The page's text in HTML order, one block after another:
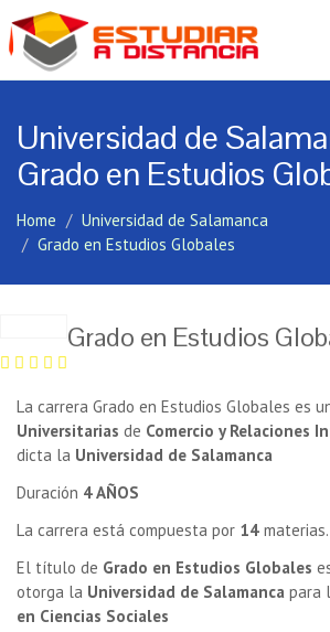
Universidad de
Grado en Estudios
Home
Universidad de Salamanca
Grado en Estudios Globales
Grado en Estudios
La carrera Grado en Estudios Globales es
Universitarias de Comercio y Relaciones
dicta la Universidad de Salamanca
Duración 4 AÑOS
La carrera está compuesta por 14 materias.
El título de Grado en Estudios Globales
otorga la Universidad de Salamanca para
en Ciencias Sociales